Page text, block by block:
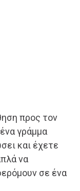
προς τον
γράμμα
και έχετε
να
σε ένα